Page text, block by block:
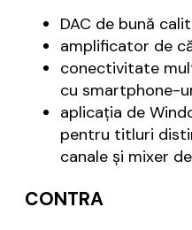
DAC de bună
amplificator de
conectivitate
cu smartphone-
aplicația de
pentru titluri
canale și mixer
CONTRA